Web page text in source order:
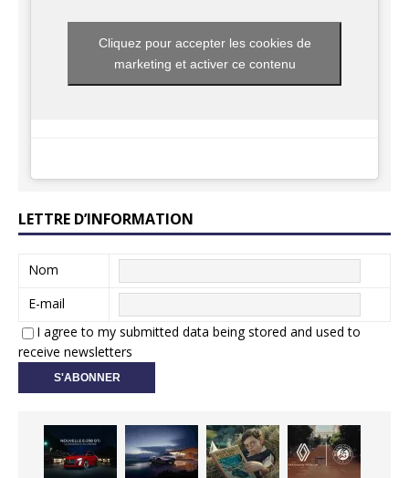
Cliquez pour accepter les cookies de
marketing et activer ce contenu
LETTRE D’INFORMATION
Nom
E-mail
I agree to my submitted data being stored and used to
receive newsletters